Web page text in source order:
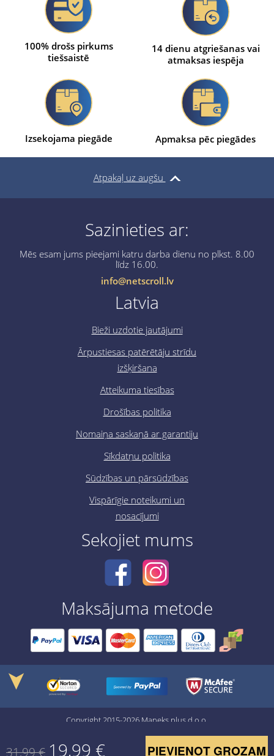
100% drošs pirkums
tiešsaistē
14 dienu atgriešanas vai
atmaksas iespēja
Izsekojama piegāde Apmaksa pēc piegādes
Atpakaļ uz augšu
Sazinieties ar:
Mēs esam jums pieejami katru darba dienu no plkst. 8.00
līdz 16.00.
info@netscroll.lv
Latvia
Bieži uzdotie jautājumi
Ārpustiesas patērētāju strīdu
izšķiršana
Atteikuma tiesības
Drošības politika
Nomaiņa saskaņā ar garantiju
Sīkdatņu politika
Sūdzības un pārsūdzības
Vispārīgie noteikumi un
nosacījumi
Sekojiet mums
Maksājuma metode
Copyright 2015-2026 Maneks plus d.o.o.
31,99€ 19,99 € PIEVIENOT GROZAM
➤